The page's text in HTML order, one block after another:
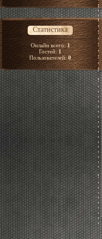
Статистика
Онлайн всего:1
Гостей:1
Пользователей:0